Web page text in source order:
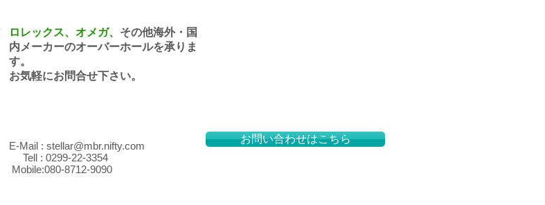
ロレックス、オメガ、 その他海外・国
内メーカーのオーバーホールを承りま
す。
​お気軽にお問合せ下さい。
E-Mail : stellar@mbr.nifty.com
Tell : 0299-22-3354
Mobile:080-8712-9090
お問い合わせはこちら